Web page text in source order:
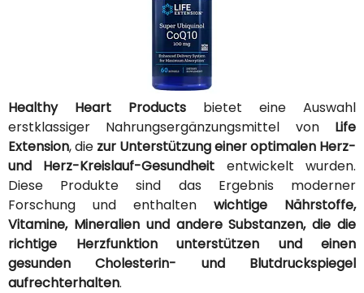
Healthy Heart Products bietet eine Auswahl
erstklassiger Nahrungsergänzungsmittel von Life
Extension, die zur Unterstützung einer optimalen Herz-
und Herz-Kreislauf-Gesundheit entwickelt wurden.
Diese Produkte sind das Ergebnis moderner
Forschung und enthalten wichtige Nährstoffe,
Vitamine, Mineralien und andere Substanzen, die die
richtige Herzfunktion unterstützen und einen
gesunden Cholesterin- und Blutdruckspiegel
aufrechterhalten.